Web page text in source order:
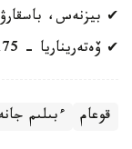
✔ بيزنەس، باسقارۋ جانە
✔ ۆەتەريناريا - 1175 گرانت.
قوعام ءبىلىم